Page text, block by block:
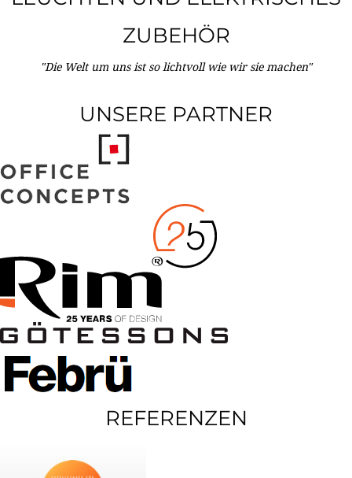
ZUBEHÖR
"Die Welt um uns ist so lichtvoll wie wir sie machen"
UNSERE PARTNER
REFERENZEN